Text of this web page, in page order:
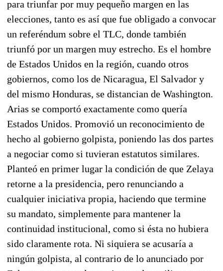
para triunfar por muy pequeño margen en las
elecciones, tanto es así que fue obligado a convocar
un referéndum sobre el TLC, donde también
triunfó por un margen muy estrecho. Es el hombre
de Estados Unidos en la región, cuando otros
gobiernos, como los de Nicaragua, El Salvador y
del mismo Honduras, se distancian de Washington.
Arias se comportó exactamente como quería
Estados Unidos. Promovió un reconocimiento de
hecho al gobierno golpista, poniendo las dos partes
a negociar como si tuvieran estatutos similares.
Planteó en primer lugar la condición de que Zelaya
retorne a la presidencia, pero renunciando a
cualquier iniciativa propia, haciendo que termine
su mandato, simplemente para mantener la
continuidad institucional, como si ésta no hubiera
sido claramente rota. Ni siquiera se acusaría a
ningún golpista, al contrario de lo anunciado por